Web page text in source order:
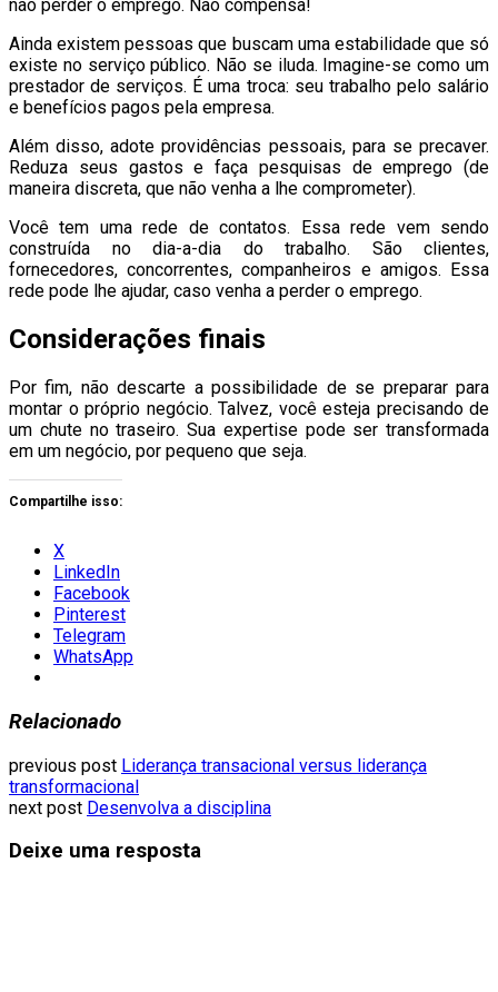
não perder o emprego. Não compensa!
Ainda existem pessoas que buscam uma estabilidade que só
existe no serviço público. Não se iluda. Imagine-se como um
prestador de serviços. É uma troca: seu trabalho pelo salário
e benefícios pagos pela empresa.
Além disso, adote providências pessoais, para se precaver.
Reduza seus gastos e faça pesquisas de emprego (de
maneira discreta, que não venha a lhe comprometer).
Você tem uma rede de contatos. Essa rede vem sendo
construída no dia-a-dia do trabalho. São clientes,
fornecedores, concorrentes, companheiros e amigos. Essa
rede pode lhe ajudar, caso venha a perder o emprego.
Considerações finais
Por fim, não descarte a possibilidade de se preparar para
montar o próprio negócio. Talvez, você esteja precisando de
um chute no traseiro. Sua expertise pode ser transformada
em um negócio, por pequeno que seja.
Compartilhe isso:
X
LinkedIn
Facebook
Pinterest
Telegram
WhatsApp
Relacionado
previous post Liderança transacional versus liderança
transformacional
next post Desenvolva a disciplina
Deixe uma resposta